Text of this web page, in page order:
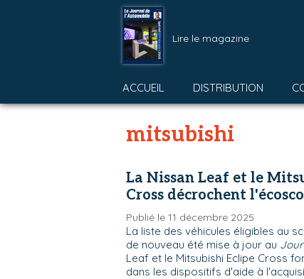
Lire le magazine
ACCUEIL DISTRIBUTION
mitsubishi
La Nissan Leaf et le
Cross décrochent
Publié le 11 décembre 2025
La liste des véhicules éligibles au
de nouveau été mise à jour au
Leaf et le Mitsubishi Eclipe Cross
dans les dispositifs d'aide à